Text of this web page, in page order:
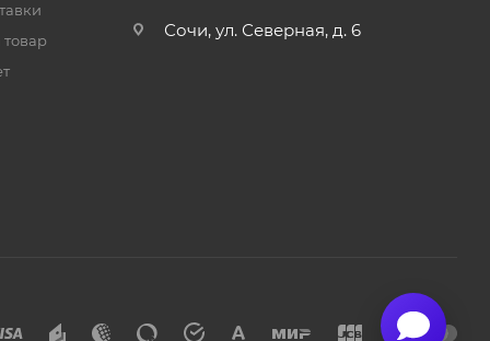
товар
Сочи, ул. Северная, д. 6